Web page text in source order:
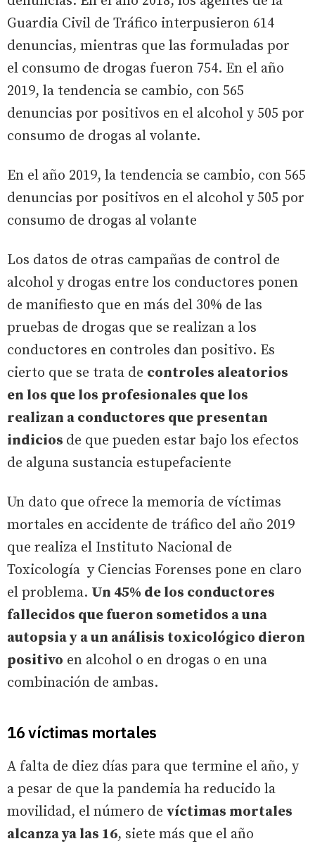
Guardia Civil de Tráfico interpusieron 614
denuncias, mientras que las formuladas por
el consumo de drogas fueron 754. En el año
2019, la tendencia se cambio, con 565
denuncias por positivos en el alcohol y 505 por
consumo de drogas al volante.
En el año 2019, la tendencia se cambio, con 565
denuncias por positivos en el alcohol y 505 por
consumo de drogas al volante
Los datos de otras campañas de control de
alcohol y drogas entre los conductores ponen
de manifiesto que en más del 30% de las
pruebas de drogas que se realizan a los
conductores en controles dan positivo. Es
cierto que se trata de controles aleatorios
en los que los profesionales que los
realizan a conductores que presentan
indicios de que pueden estar bajo los efectos
de alguna sustancia estupefaciente
Un dato que ofrece la memoria de víctimas
mortales en accidente de tráfico del año 2019
que realiza el Instituto Nacional de
Toxicología y Ciencias Forenses pone en claro
el problema. Un 45% de los conductores
fallecidos que fueron sometidos a una
autopsia y a un análisis toxicológico dieron
positivo en alcohol o en drogas o en una
combinación de ambas.
16 víctimas mortales
A falta de diez días para que termine el año, y
a pesar de que la pandemia ha reducido la
movilidad, el número de víctimas mortales
alcanza ya las 16, siete más que el año